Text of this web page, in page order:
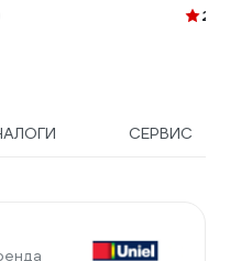
2.5
СЕРВИС